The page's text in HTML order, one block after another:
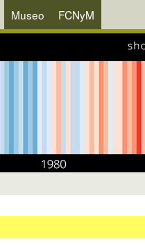
Museo FCNyM